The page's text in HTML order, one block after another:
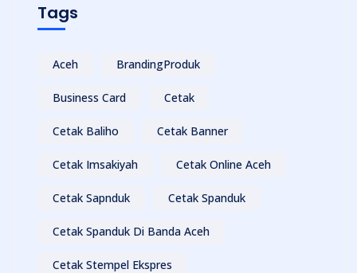
Tags
Aceh BrandingProduk
Business Card Cetak
Cetak Baliho Cetak Banner
Cetak Imsakiyah Cetak Online Aceh
Cetak Sapnduk Cetak Spanduk
Cetak Spanduk Di Banda Aceh
Cetak Stempel Ekspres